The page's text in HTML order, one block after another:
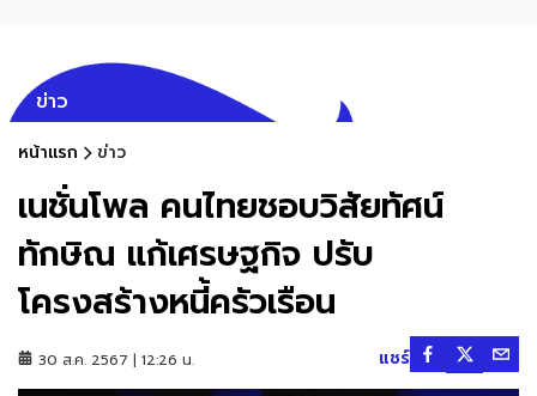
ข่าว
หน้าแรก ข่าว
เนชั่นโพล คนไทยชอบวิสัยทัศน์
ทักษิณ แก้เศรษฐกิจ ปรับ
โครงสร้างหนี้ครัวเรือน
30 ส.ค. 2567 | 12:26 น. แชร์